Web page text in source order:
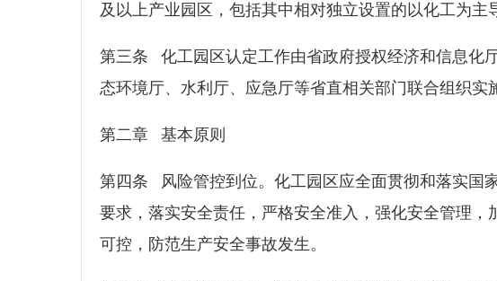
及以上产业园区，包括其中相对独立设置的以化工为
第三条 化工园区认定工作由省政府授权经济和信息化
态环境厅、水利厅、应急厅等省直相关部门联合组织
第二章 基本原则
第四条 风险管控到位。化工园区应全面贯彻和落实国
要求，落实安全责任，严格安全准入，强化安全管理
可控，防范生产安全事故发生。